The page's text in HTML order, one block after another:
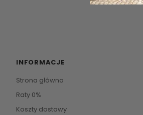
INFORMACJE
Strona główna
Raty 0%
Koszty dostawy